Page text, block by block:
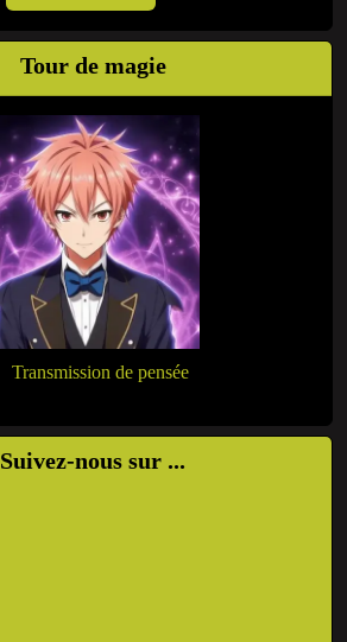
Tour de magie
Transmission de pensée
Suivez-nous sur ...